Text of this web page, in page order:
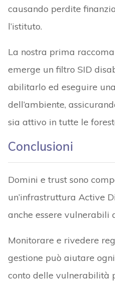
causando perdite
l’istituto.
La nostra prima
emerge un filtro SID
abilitarlo ed eseguire
dell’ambiente,
sia attivo in tutte le
Conclusioni
Domini e trust sono
un’infrastruttura Active
anche essere vulnerabili
Monitorare e rivedere
gestione può aiutare
conto delle vulnerabilità